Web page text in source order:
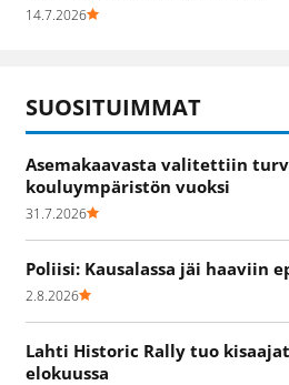
14.7.2026
SUOSITUIMMAT
Asemakaavasta valitettiin
kouluympäristön vuoksi
31.7.2026
Poliisi: Kausalassa jäi haaviin
2.8.2026
Lahti Historic Rally tuo
elokuussa